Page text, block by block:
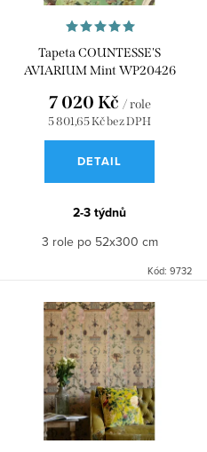
Tapeta COUNTESSE'S
AVIARIUM Mint WP20426
5 801,65 Kč bez DPH
7 020 Kč / role
DETAIL
2-3 týdnů
3 role po 52x300 cm
Kód: 9732